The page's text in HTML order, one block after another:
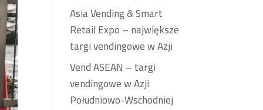
Asia Vending & Smart
Retail Expo – największe
targi vendingowe w Azji
Vend ASEAN – targi
vendingowe w Azji
Południowo-Wschodniej